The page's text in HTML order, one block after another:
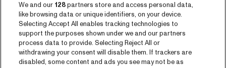
Programma archief
Tickets
Nieuws
Pers
We and our 128partners store and access personal data,
like browsing data or unique identifiers, on your device.
Selecting Accept All enables tracking technologies to
support the purposes shown under we and our partners
process data to provide. Selecting Reject All or
withdrawing your consent will disable them. If trackers are
disabled, some content and ads you see may not be as